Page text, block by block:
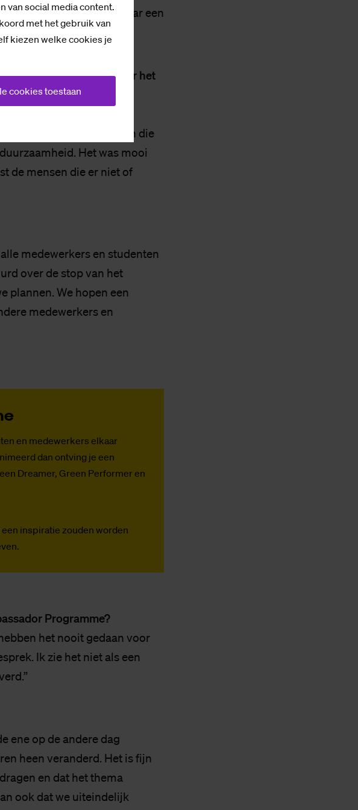
van social media content.
met het gebruik van
kiezen welke cookies je
cookies toestaan
ze gaan niet snel naar een
niet meegenomen naar het
elkaar zouden
dit altijd zelf. De mensen die
Het was mooi
de mensen die er niet of
medewerkers en studenten
over de stop van het
plannen. We hopen een
medewerkers en
en medewerkers elkaar
dan ontving je een
Dreamer, Green Performer en
een inspiratie zouden worden
Programme?
het nooit gedaan voor
Ik zie het niet als een
ene op de andere dag
heen veranderd. Het is fijn
en dat het thema
ook dat we uiteindelijk